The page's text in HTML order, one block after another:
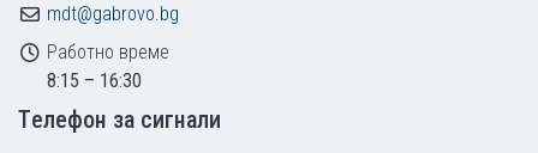
mdt@gabrovo.bg
Работно време
8:15 – 16:30
Tелефон за сигнали